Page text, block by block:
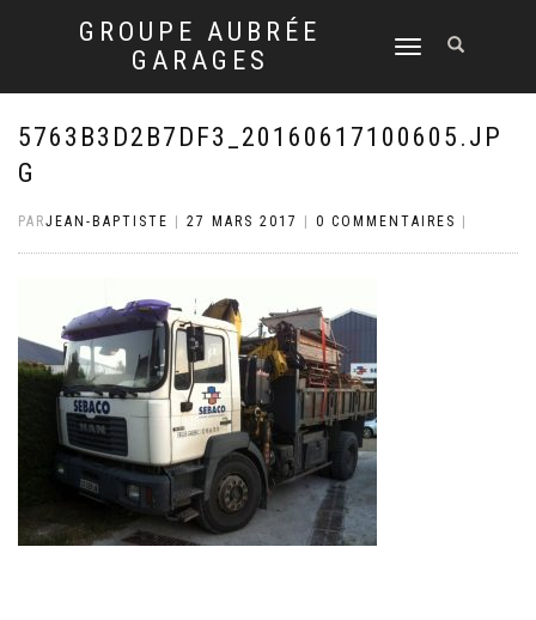
GROUPE AUBRÉE
GARAGES
DÉPLIER
NAVIGATION
5763B3D2B7DF3_20160617100605.JP
G
PARJEAN-BAPTISTE 27 MARS 2017 0 COMMENTAIRES